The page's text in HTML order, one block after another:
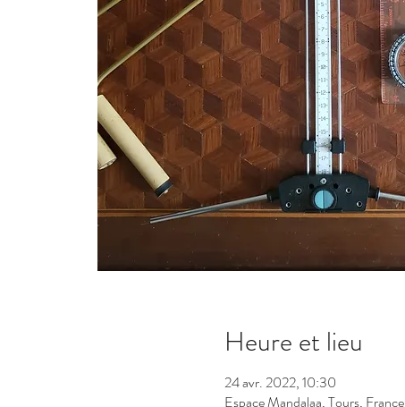
Heure et lieu
24 avr. 2022, 10:30
Espace Mandalaa, Tours, France